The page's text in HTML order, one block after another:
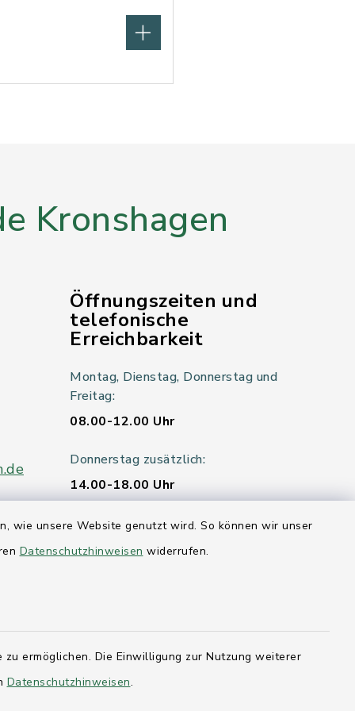
wie unsere Website genutzt wird. So können wir unser
Datenschutzhinweisen widerrufen.
ermöglichen. Die Einwilligung zur Nutzung weiterer
Datenschutzhinweisen.
Kronshagen
Öffnungszeiten und
telefonische
Erreichbarkeit
Montag, Dienstag, Donnerstag und
Freitag:
08.00-12.00 Uhr
Donnerstag zusätzlich:
14.00-18.00 Uhr
Mittwoch:
geschlossen